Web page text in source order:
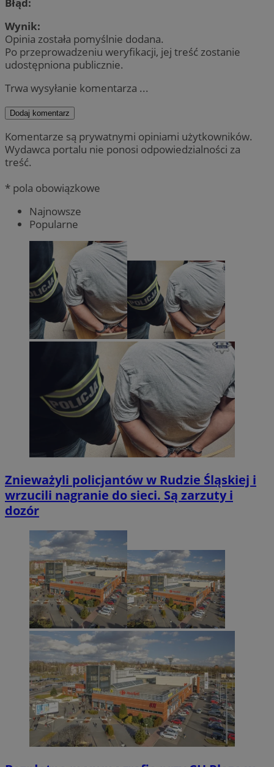
Błąd:
Wynik:
Opinia została pomyślnie dodana.
Po przeprowadzeniu weryfikacji, jej treść zostanie
udostępniona publicznie.
Trwa wysyłanie komentarza ...
Dodaj komentarz
Komentarze są prywatnymi opiniami użytkowników.
Wydawca portalu nie ponosi odpowiedzialności za
treść.
* pola obowiązkowe
Najnowsze
Popularne
Znieważyli policjantów w Rudzie Śląskiej i
wrzucili nagranie do sieci. Są zarzuty i
dozór